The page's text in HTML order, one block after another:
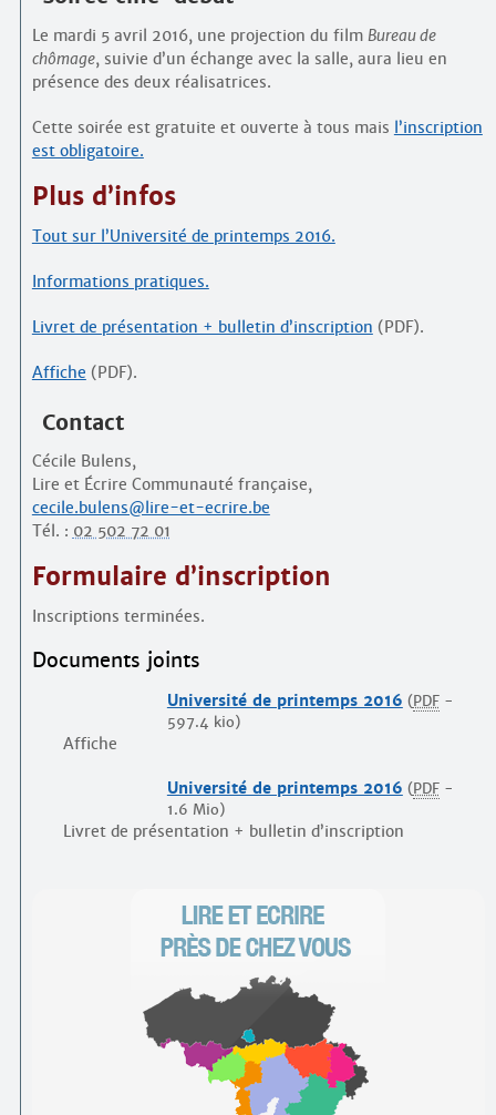
Le mardi 5 avril 2016, une projection du film Bureau de
chômage, suivie d’un échange avec la salle, aura lieu en
présence des deux réalisatrices.
Cette soirée est gratuite et ouverte à tous mais l’inscription
est obligatoire.
Plus d’infos
Tout sur l’Université de printemps 2016.
Informations pratiques.
Livret de présentation + bulletin d’inscription (PDF).
Affiche (PDF).
Contact
Cécile Bulens,
Lire et Écrire Communauté française,
cecile.bulens@lire-et-ecrire.be
Tél. : 02 502 72 01
Formulaire d’inscription
Inscriptions terminées.
Documents joints
Université de printemps 2016 ( PDF-
597.4 kio)
Affiche
Université de printemps 2016 ( PDF-
1.6 Mio)
Livret de présentation + bulletin d’inscription